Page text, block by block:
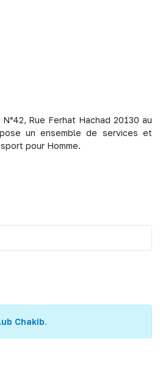
Rue Ferhat Hachad 20130 au
un ensemble de services et
pour Homme.
Chakib.